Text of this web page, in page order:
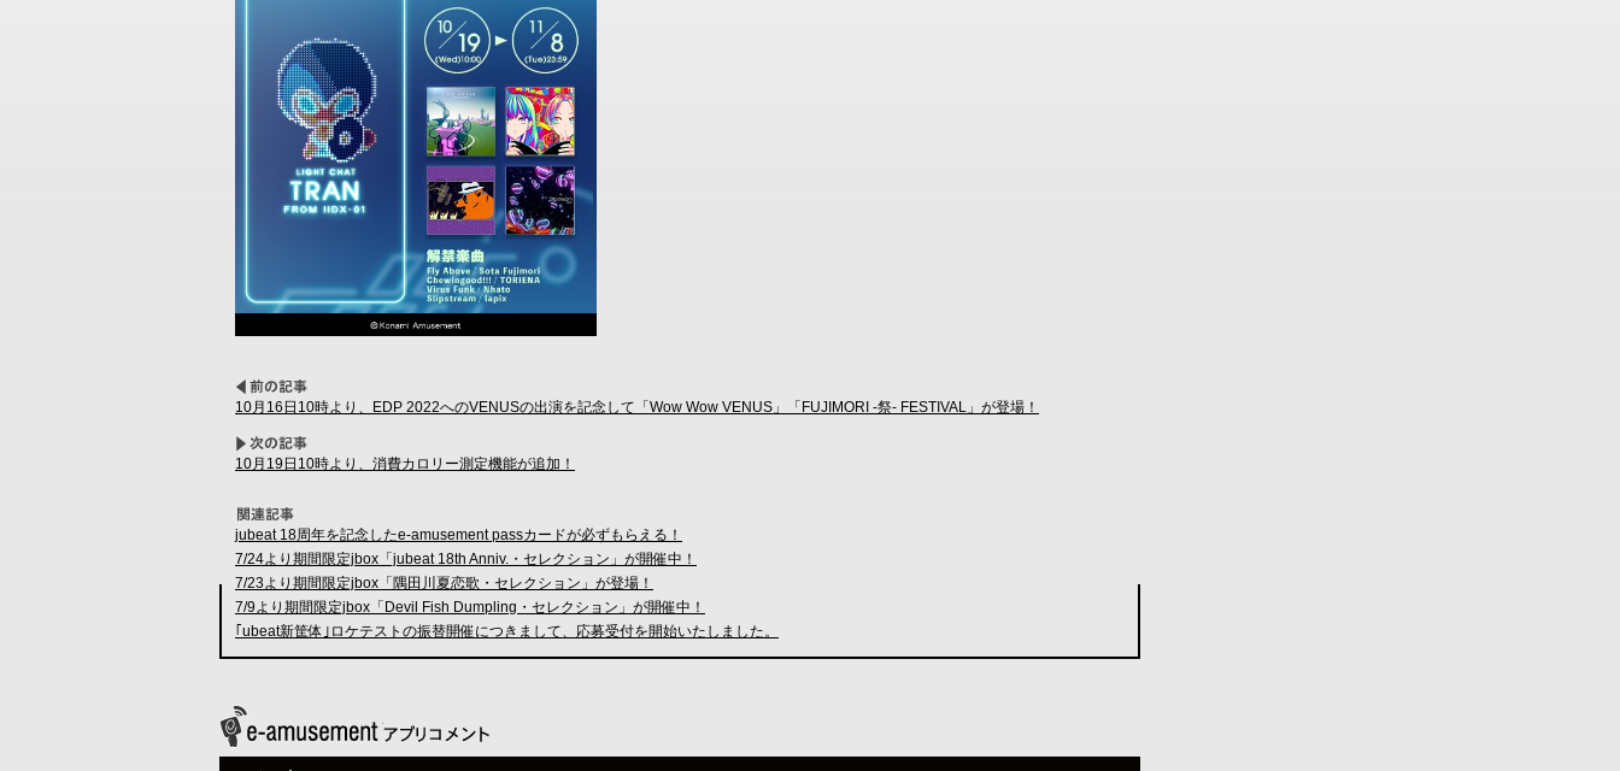
10月16日10時より、EDP 2022へのVENUSの出演を記念して「Wow Wow VENUS」「FUJIMORI -祭- FESTIVAL」が登場！
10月19日10時より、消費カロリー測定機能が追加！
jubeat 18周年を記念したe-amusement passカードが必ずもらえる！
7/24より期間限定jbox「jubeat 18th Anniv.・セレクション」が開催中！
7/23より期間限定jbox「隅田川夏恋歌・セレクション」が登場！
7/9より期間限定jbox「Devil Fish Dumpling・セレクション」が開催中！
｢ubeat新筐体｣ロケテストの振替開催につきまして、応募受付を開始いたしました。